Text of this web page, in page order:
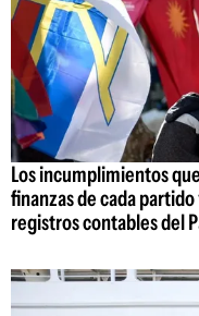
Los incumplimientos
finanzas de cada
registros contables del